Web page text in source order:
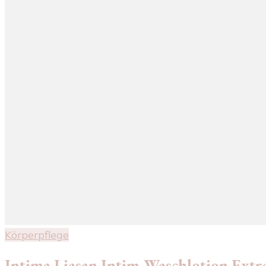
Körperpflege